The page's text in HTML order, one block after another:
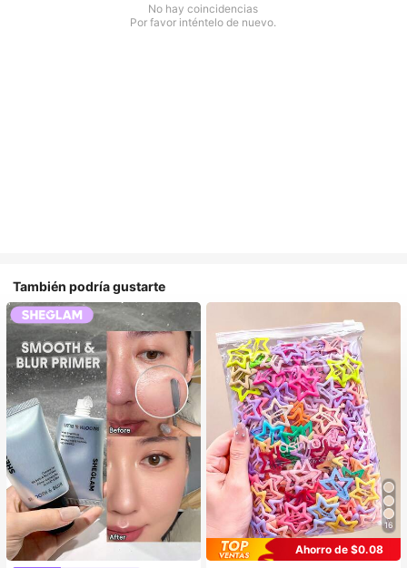
No hay coincidencias
Por favor inténtelo de nuevo.
También podría gustarte
16
Ahorro de $0.08